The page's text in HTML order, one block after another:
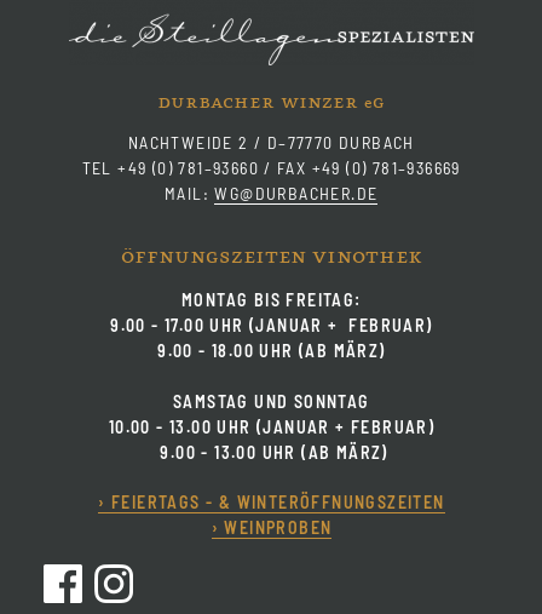
durbacher winzereg
NACHTWEIDE 2 / D–77770 DURBACH
TEL +49 (0) 781–93660 / FAX +49 (0) 781–936669
MAIL:WG@DURBACHER.DE
öffnungszeiten vinothek
MONTAG BIS FREITAG:
9.00 - 17.00 UHR (JANUAR + FEBRUAR)
9.00 - 18.00 UHR (AB MÄRZ)
SAMSTAG UND SONNTAG
10.00 - 13.00 UHR (JANUAR + FEBRUAR)
9.00 - 13.00 UHR (AB MÄRZ)
› FEIERTAGS - & WINTERÖFFNUNGSZEITEN
› WEINPROBEN